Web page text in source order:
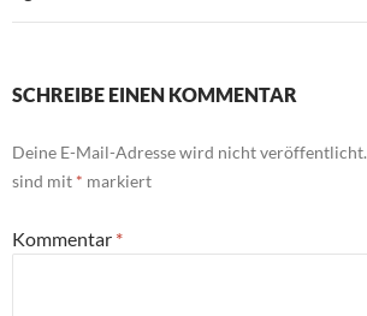
SCHREIBE EINEN KOMMENTAR
Deine E-Mail-Adresse wird nicht veröffentlicht.
sind mit * markiert
Kommentar *